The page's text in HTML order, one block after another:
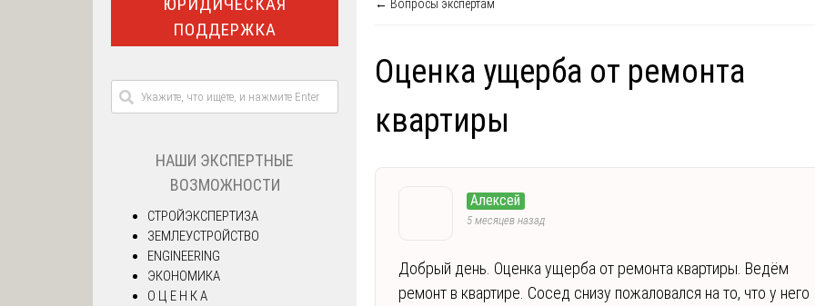
← Вопросы экспертам
Оценка ущерба от ремонта
квартиры
Алексей
5 месяцев назад
Добрый день. Оценка ущерба от ремонта квартиры. Ведём
ремонт в квартире. Сосед снизу пожаловался на то, что у него
ПОДДЕРЖКА
НАШИ ЭКСПЕРТНЫЕ
ВОЗМОЖНОСТИ
СТРОЙЭКСПЕРТИЗА
ЗЕМЛЕУСТРОЙСТВО
ENGINEERING
ЭКОНОМИКА
О Ц Е Н К А